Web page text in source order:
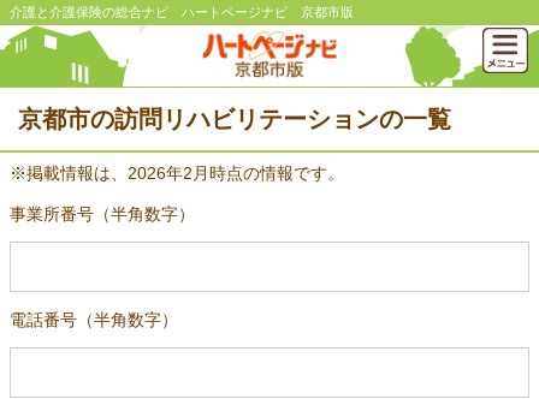
介護と介護保険の総合ナビ ハートページナビ 京都市版
京都市の訪問リハビリテーションの一覧
※掲載情報は、2026年2月時点の情報です。
事業所番号（半角数字）
電話番号（半角数字）